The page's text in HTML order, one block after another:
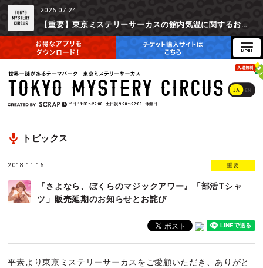
2026.07.24
【重要】東京ミステリーサーカスの館内気温に関するお詫びとご参加辞退時の返金対応について
JA EN
平日 11:30〜22:00 土日祝 9:20〜22:00 休館日
トピックス
2018.11.16 重要
『さよなら、ぼくらのマジックアワー』「部活Tシャ
ツ」販売延期のお知らせとお詫び
平素より東京ミステリーサーカスをご愛顧いただき、ありがと